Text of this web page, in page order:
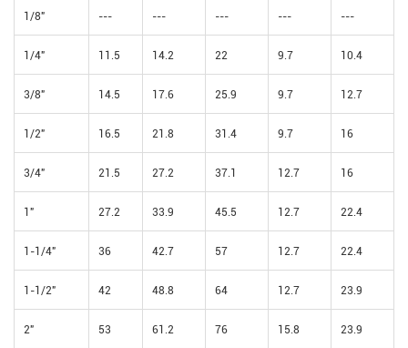
1/8" --- --- --- --- ---
1/4" 11.5 14.2 22 9.7 10.4
3/8" 14.5 17.6 25.9 9.7 12.7
1/2" 16.5 21.8 31.4 9.7 16
3/4" 21.5 27.2 37.1 12.7 16
1" 27.2 33.9 45.5 12.7 22.4
1-1/4" 36 42.7 57 12.7 22.4
1-1/2" 42 48.8 64 12.7 23.9
2" 53 61.2 76 15.8 23.9